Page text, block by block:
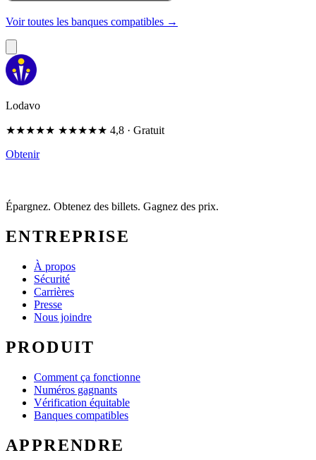
Voir toutes les banques compatibles →
Lodavo
★★★★★ ★★★★★ 4,8 · Gratuit
Obtenir
Épargnez. Obtenez des billets. Gagnez des prix.
ENTREPRISE
À propos
Sécurité
Carrières
Presse
Nous joindre
PRODUIT
Comment ça fonctionne
Numéros gagnants
Vérification équitable
Banques compatibles
APPRENDRE